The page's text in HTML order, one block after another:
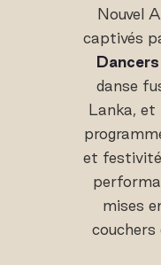
Nouvel
captivés
danse
Lanka, et
et
mises
couchers